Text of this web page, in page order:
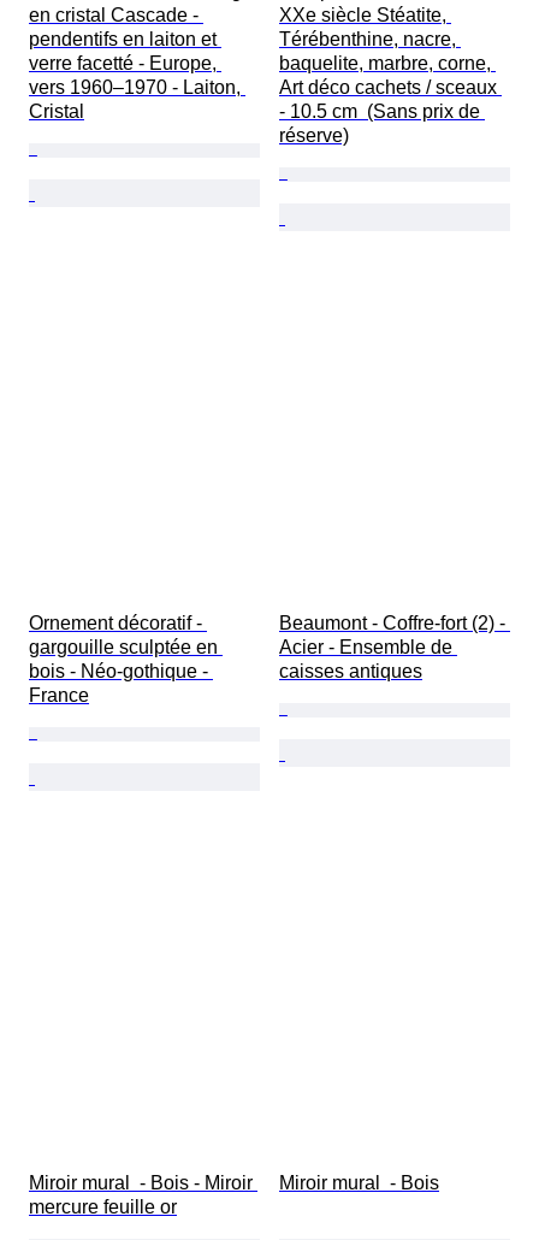
en cristal Cascade -
pendentifs en laiton et
verre facetté - Europe,
vers 1960–1970 - Laiton,
Cristal
XXe siècle Stéatite,
Térébenthine, nacre,
baquelite, marbre, corne,
Art déco cachets / sceaux
- 10.5 cm  (Sans prix de
réserve)
Ornement décoratif -
gargouille sculptée en
bois - Néo-gothique -
France
Beaumont - Coffre-fort (2) -
Acier - Ensemble de
caisses antiques
Miroir mural  - Bois - Miroir
mercure feuille or
Miroir mural  - Bois